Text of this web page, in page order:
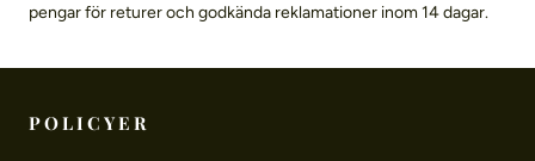
pengar för returer och godkända reklamationer inom 14 dagar.
POLICYER